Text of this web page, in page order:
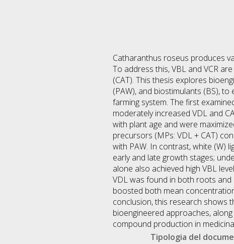
Catharanthus roseus produces
To address this, VBL and VCR
(CAT). This thesis explores
(PAW), and biostimulants (BS),
farming system. The first
moderately increased VDL and
with plant age and were
precursors (MPs: VDL + CAT)
with PAW. In contrast, white (W)
early and late growth stages;
alone also achieved high VBL
VDL was found in both roots and
boosted both mean
conclusion, this research shows
bioengineered approaches,
compound production in
Tipologia del